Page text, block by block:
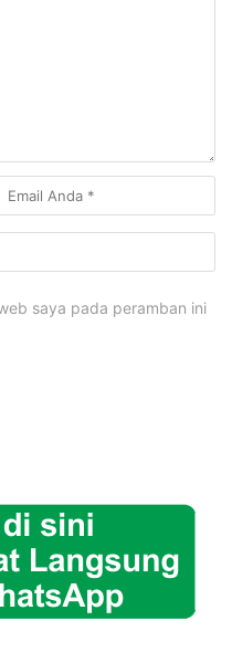
saya pada peramban ini